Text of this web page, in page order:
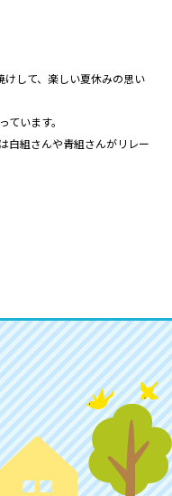
して、楽しい夏休みの思い
います。
組さんや青組さんがリレー